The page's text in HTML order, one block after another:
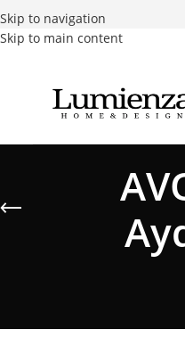
Skip to navigation
Skip to main content